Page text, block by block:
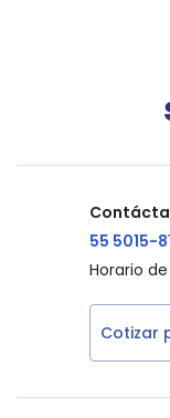
55 5015-
Horario
Cotizar